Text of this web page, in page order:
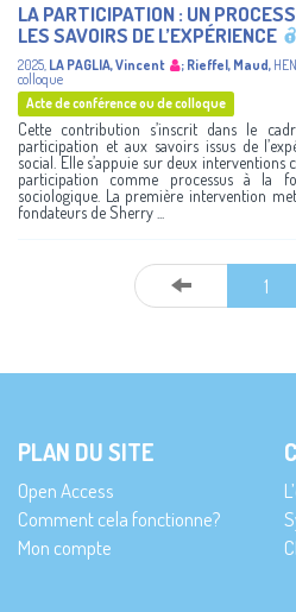
LA PARTICIPATION : UN
LES SAVOIRS DE L’EXPÉRIENCE
2025, LA PAGLIA, Vincent ; Rieffel, Maud,
colloque
Acte de conférence ou de colloque
Cette contribution s’inscrit dans le
participation et aux savoirs issus de
social. Elle s’appuie sur deux
participation comme processus à la
sociologique. La première intervention
fondateurs de Sherry ...
1
PLAN DU SITE
Open Access
Comment cela fonctionne?
Mon compte